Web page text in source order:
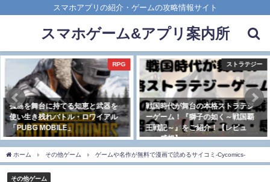
スマホアプリの紹介・ゲームの攻略情報サイト
スマホゲーム&アプリ案内所
RPG
台に持てる知恵と武器を
残れバトル・ロワイアル
MOBILE」
ストラテジー
戦国時代が舞台の本格ストラテジ
ーゲーム！『獅子の如く～戦国覇
王戦記～』をご紹介！【レビュ
ー・感想】
2021年2月14日
推し
しめ
イト
感想
ホーム その他ゲーム ゲームや名作が無料で漫画で読めるサイコミ-Cycomics-
その他ゲーム